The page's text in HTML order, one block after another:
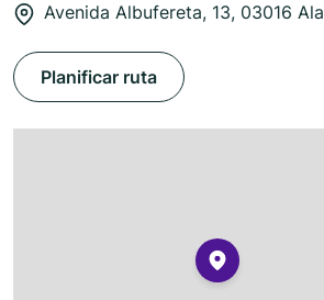
Avenida Albufereta, 13, 03016
Planificar ruta